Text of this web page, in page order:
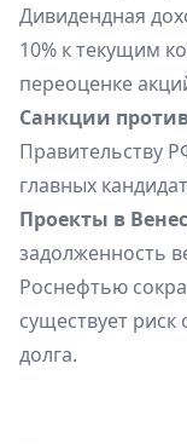
Дивидендная
10% к текущим
переоценке
Санкции
Правительству
главных
Проекты в
задолженность
Роснефтью
существует
долга.